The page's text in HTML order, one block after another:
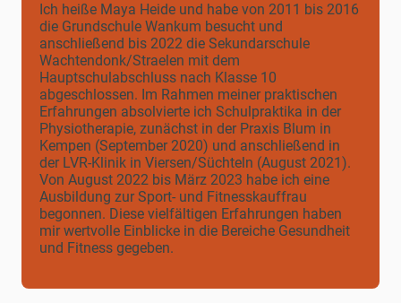
Ich heiße Maya Heide und habe von 2011 bis 2016
die Grundschule Wankum besucht und
anschließend bis 2022 die Sekundarschule
Wachtendonk/Straelen mit dem
Hauptschulabschluss nach Klasse 10
abgeschlossen. Im Rahmen meiner praktischen
Erfahrungen absolvierte ich Schulpraktika in der
Physiotherapie, zunächst in der Praxis Blum in
Kempen (September 2020) und anschließend in
der LVR-Klinik in Viersen/Süchteln (August 2021).
Von August 2022 bis März 2023 habe ich eine
Ausbildung zur Sport- und Fitnesskauffrau
begonnen. Diese vielfältigen Erfahrungen haben
mir wertvolle Einblicke in die Bereiche Gesundheit
und Fitness gegeben.